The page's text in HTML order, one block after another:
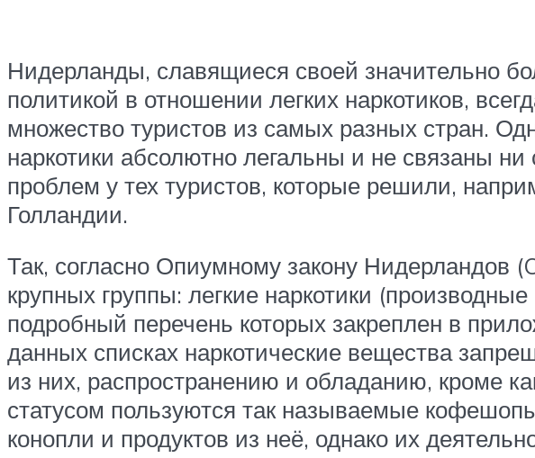
Нидерланды, славящиеся своей значительно
политикой в отношении легких наркотиков,
множество туристов из самых разных стран.
наркотики абсолютно легальны и не связаны
проблем у тех туристов, которые решили,
Голландии.
Так, согласно Опиумному закону Нидерландов
крупных группы: легкие наркотики
подробный перечень которых закреплен в
данных списках наркотические вещества
из них, распространению и обладанию, кроме
статусом пользуются так называемые
конопли и продуктов из неё, однако их